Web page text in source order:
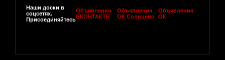
Наши доски в
соцсетях.
Присоединяйтесь
Объявления
ВКОНТАКТЕ
Объявления
ОК Солнцево
Объявления
ОК